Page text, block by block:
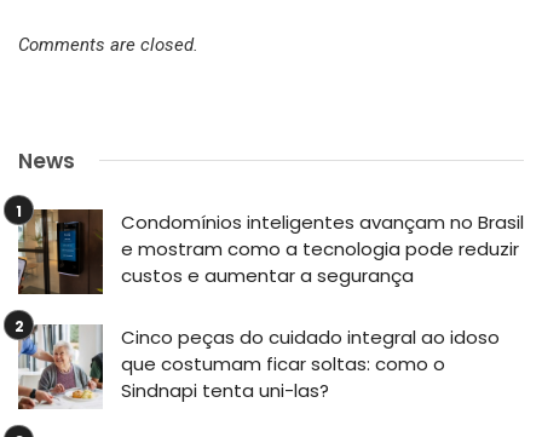
Comments are closed.
News
Condomínios inteligentes avançam no Brasil
e mostram como a tecnologia pode reduzir
custos e aumentar a segurança
Cinco peças do cuidado integral ao idoso
que costumam ficar soltas: como o
Sindnapi tenta uni-las?